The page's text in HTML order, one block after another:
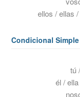
ellos / ellas
Condicional Simple
tú
él /